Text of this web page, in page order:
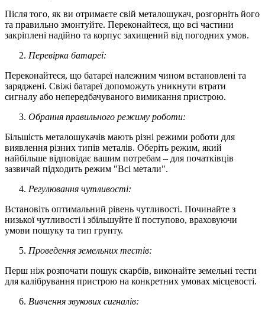
Після того, як ви отримаєте свій металошукач, розгорніть його
та правильно змонтуйте. Переконайтеся, що всі частини
закріплені надійно та корпус захищений від погодних умов.
Перевірка батареї:
Переконайтеся, що батареї належним чином встановлені та
заряджені. Свіжі батареї допоможуть уникнути втрати
сигналу або непередбачуваного вимикання пристрою.
Обрання правильного режиму роботи:
Більшість металошукачів мають різні режими роботи для
виявлення різних типів металів. Оберіть режим, який
найбільше відповідає вашим потребам – для початківців
зазвичай підходить режим "Всі метали".
Регулювання чутливості:
Встановіть оптимальний рівень чутливості. Починайте з
низької чутливості і збільшуйте її поступово, враховуючи
умови пошуку та тип грунту.
Проведення земельних тестів:
Перш ніж розпочати пошук скарбів, виконайте земельні тести
для калібрування пристрою на конкретних умовах місцевості.
Вивчення звукових сигналів: